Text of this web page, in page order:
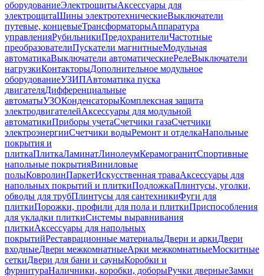
оборудованиеЭлектрощитыАксессуары для
электрощитаШины электротехническиеВыключатели
путевые, концевыеТрансформаторыАппаратура
управленияРубильникиПредохранителиЧастотные
преобразователиПускатели магнитныеМодульная
автоматикаВыключатели автоматическиеРелеВыключатели
нагрузкиКонтакторыДополнительное модульное
оборудованиеУЗИПАвтоматика пуска
двигателяДифференциальные
автоматыУЗОКонденсаторыКомплексная защита
электродвигателейАксессуары для модульной
автоматикиПриборы учетаСчетчики газаСчетчики
электроэнергииСчетчики водыРемонт и отделкаНапольные
покрытия и
плиткаПлиткаЛаминатЛинолеумКерамогранитСпортивные
напольные покрытияВиниловые
полыКовролинПаркетИскусственная траваАксессуары для
напольных покрытий и плиткиПодложкаПлинтусы, уголки,
обводы для трубПлинтусы для сантехникиФуги для
плиткиПорожки, профили для пола и плиткиПриспособления
для укладки плиткиСистемы выравнивания
плиткиАксессуары для напольных
покрытийРеставрационные материалыДвери и аркиДвери
входныеДвери межкомнатныеАрки межкомнатныеМоскитные
сеткиДвери для бани и сауныКоробки и
фурнитураНаличники, коробки, доборыРучки дверныеЗамки